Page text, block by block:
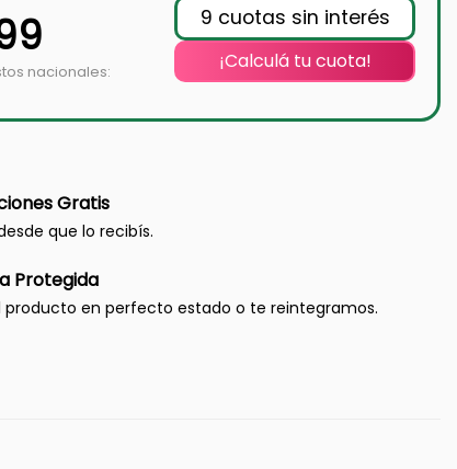
nacionales:
9 cuotas sin interés
¡Calculá tu cuota!
Gratis
que lo recibís.
Protegida
producto en perfecto estado o te reintegramos.